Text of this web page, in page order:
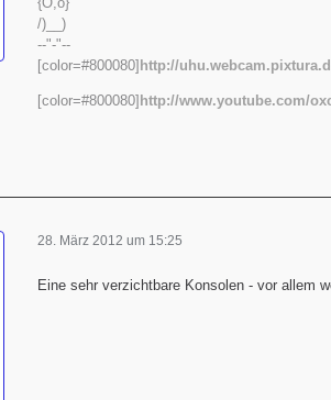
/)__)
--"-"--
[color=#800080] http://
[color=#800080] http://www.youtube.com/
28. März 2012 um 15:25
Eine sehr verzichtbare Konsolen - vor allem